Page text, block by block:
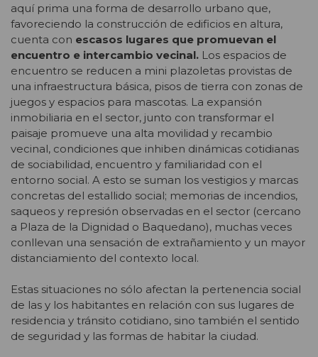
aquí prima una forma de desarrollo urbano que,
favoreciendo la construcción de edificios en altura,
cuenta con escasos lugares que promuevan el
encuentro e intercambio vecinal. Los espacios de
encuentro se reducen a mini plazoletas provistas de
una infraestructura básica, pisos de tierra con zonas de
juegos y espacios para mascotas. La expansión
inmobiliaria en el sector, junto con transformar el
paisaje promueve una alta movilidad y recambio
vecinal, condiciones que inhiben dinámicas cotidianas
de sociabilidad, encuentro y familiaridad con el
entorno social. A esto se suman los vestigios y marcas
concretas del estallido social; memorias de incendios,
saqueos y represión observadas en el sector (cercano
a Plaza de la Dignidad o Baquedano), muchas veces
conllevan una sensación de extrañamiento y un mayor
distanciamiento del contexto local.
Estas situaciones no sólo afectan la pertenencia social
de las y los habitantes en relación con sus lugares de
residencia y tránsito cotidiano, sino también el sentido
de seguridad y las formas de habitar la ciudad.